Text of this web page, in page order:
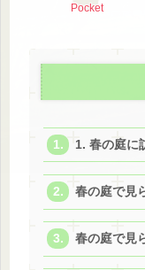
Pocket
1. 春の庭に
春の庭で
春の庭で